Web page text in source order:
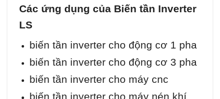
Các ứng dụng của Biến tần Inverter
LS
biến tần inverter cho động cơ 1 pha
biến tần inverter cho động cơ 3 pha
biến tần inverter cho máy cnc
biến tần inverter cho máy nén khí